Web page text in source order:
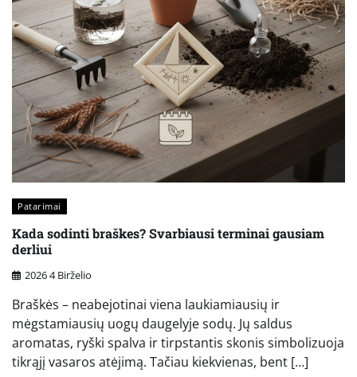
Patarimai
Kada sodinti braškes? Svarbiausi terminai gausiam
derliui
2026 4 Birželio
Braškės – neabejotinai viena laukiamiausių ir
mėgstamiausių uogų daugelyje sodų. Jų saldus
aromatas, ryški spalva ir tirpstantis skonis simbolizuoja
tikrąjį vasaros atėjimą. Tačiau kiekvienas, bent […]